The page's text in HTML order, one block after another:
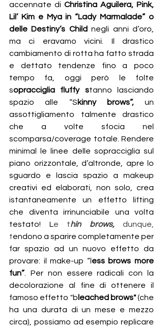
accennate di Christina Aguilera, Pink,
Lil’ Kim e Mya in “Lady Marmalade” o
delle Destiny’s Child negli anni d’oro,
ma ci eravamo vicini. Il drastico
cambiamento di rotta ha fatto strada
e dettato tendenze fino a poco
tempo fa, oggi però le folte
sopracciglia fluffy stanno lasciando
spazio alle “Skinny brows”, un
assottigliamento talmente drastico
che a volte sfocia nel
scomparsa/coverage totale. Rendere
minimal le linee delle sopracciglia sul
piano orizzontale, d’altronde, apre lo
sguardo e lascia spazio a makeup
creativi ed elaborati, non solo, crea
istantaneamente un effetto lifting
che diventa irrinunciabile una volta
testato! Le thin brows, dunque,
tendono a sparire completamente per
far spazio ad un nuovo effetto da
provare: il make-up “l ess brows more
fun” . Per non essere radicali con la
decolorazione al fine di ottenere il
famoso effetto "b leached brows" (che
ha una durata di un mese e mezzo
circa), possiamo ad esempio replicare